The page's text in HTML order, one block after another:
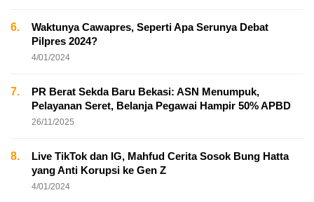
6.
Waktunya Cawapres, Seperti Apa Serunya Debat
Pilpres 2024?
4/01/2024
7.
PR Berat Sekda Baru Bekasi: ASN Menumpuk,
Pelayanan Seret, Belanja Pegawai Hampir 50% APBD
26/11/2025
8.
Live TikTok dan IG, Mahfud Cerita Sosok Bung Hatta
yang Anti Korupsi ke Gen Z
4/01/2024